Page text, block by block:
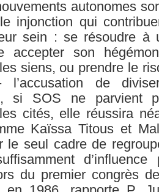
autonomes
injonction qui
sein : se résoudre à
accepter son
siens, ou prendre le
de
si SOS ne parvient
cités, elle réussira
Kaïssa Titous et
le seul cadre de
du premier congrès